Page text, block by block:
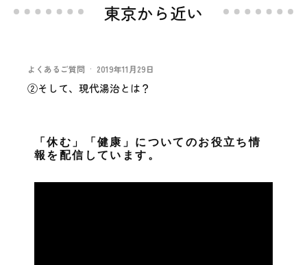
東京から近い
よくあるご質問 · 2019年11月29日
②そして、現代湯治とは？
「休む」「健康」についてのお役立ち情
報を配信しています。